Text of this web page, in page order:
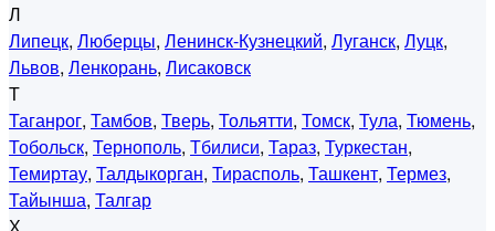
Л
Липецк, Люберцы, Ленинск-Кузнецкий, Луганск, Луцк,
Львов, Ленкорань, Лисаковск
Т
Таганрог, Тамбов, Тверь, Тольятти, Томск, Тула, Тюмень,
Тобольск, Тернополь, Тбилиси, Тараз, Туркестан,
Темиртау, Талдыкорган, Тирасполь, Ташкент, Термез,
Тайынша, Талгар